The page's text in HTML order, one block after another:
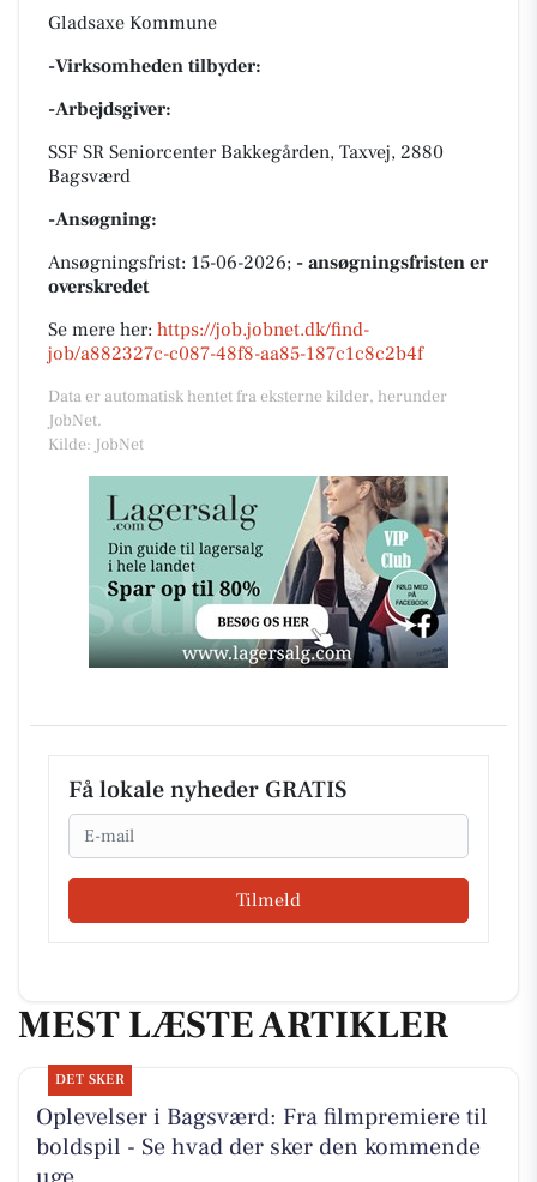
Gladsaxe Kommune
-Virksomheden tilbyder:
-Arbejdsgiver:
SSF SR Seniorcenter Bakkegården, Taxvej, 2880
Bagsværd
-Ansøgning:
Ansøgningsfrist: 15-06-2026; - ansøgningsfristen er
overskredet
Se mere her: https://job.jobnet.dk/find-
job/a882327c-c087-48f8-aa85-187c1c8c2b4f
Data er automatisk hentet fra eksterne kilder, herunder
JobNet.
Kilde: JobNet
Få lokale nyheder GRATIS
Email
Tilmeld
MEST LÆSTE ARTIKLER
DET SKER
Oplevelser i Bagsværd: Fra filmpremiere til
boldspil - Se hvad der sker den kommende